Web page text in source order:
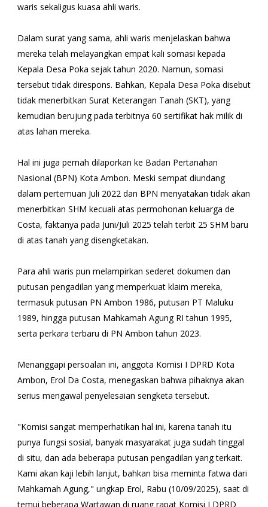
waris sekaligus kuasa ahli waris.
Dalam surat yang sama, ahli waris menjelaskan bahwa
mereka telah melayangkan empat kali somasi kepada
Kepala Desa Poka sejak tahun 2020. Namun, somasi
tersebut tidak direspons. Bahkan, Kepala Desa Poka disebut
tidak menerbitkan Surat Keterangan Tanah (SKT), yang
kemudian berujung pada terbitnya 60 sertifikat hak milik di
atas lahan mereka.
Hal ini juga pernah dilaporkan ke Badan Pertanahan
Nasional (BPN) Kota Ambon. Meski sempat diundang
dalam pertemuan Juli 2022 dan BPN menyatakan tidak akan
menerbitkan SHM kecuali atas permohonan keluarga de
Costa, faktanya pada Juni/Juli 2025 telah terbit 25 SHM baru
di atas tanah yang disengketakan.
Para ahli waris pun melampirkan sederet dokumen dan
putusan pengadilan yang memperkuat klaim mereka,
termasuk putusan PN Ambon 1986, putusan PT Maluku
1989, hingga putusan Mahkamah Agung RI tahun 1995,
serta perkara terbaru di PN Ambon tahun 2023.
Menanggapi persoalan ini, anggota Komisi I DPRD Kota
Ambon, Erol Da Costa, menegaskan bahwa pihaknya akan
serius mengawal penyelesaian sengketa tersebut.
"Komisi sangat memperhatikan hal ini, karena tanah itu
punya fungsi sosial, banyak masyarakat juga sudah tinggal
di situ, dan ada beberapa putusan pengadilan yang terkait.
Kami akan kaji lebih lanjut, bahkan bisa meminta fatwa dari
Mahkamah Agung," ungkap Erol, Rabu (10/09/2025), saat di
temui beberapa Wartawan di ruang rapat Komisi I DPRD